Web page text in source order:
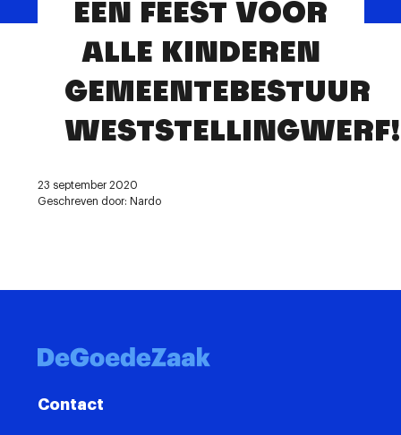
ContactEEN FEEST VOOR
ALLE KINDEREN
GEMEENTEBESTUUR
WESTSTELLINGWERF!
23 september 2020
Geschreven door: Nardo
Contact